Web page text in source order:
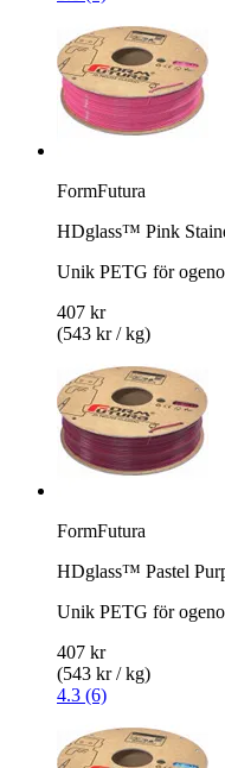
FormFutura
HDglass™ Pink
Unik PETG för
407 kr
(543 kr / kg)
FormFutura
HDglass™ Pastel
Unik PETG för
407 kr
(543 kr / kg)
4.3 (6)